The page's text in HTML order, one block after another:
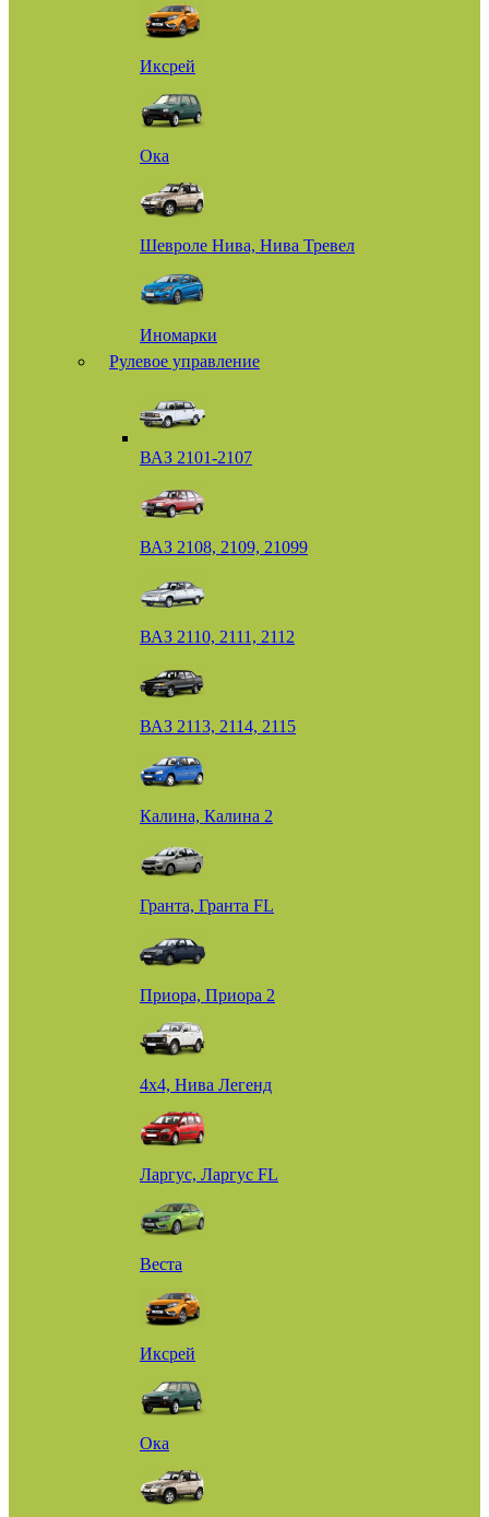
Иксрей
Ока
Шевроле Нива, Нива Тревел
Иномарки
Рулевое управление
ВАЗ 2101-2107
ВАЗ 2108, 2109, 21099
ВАЗ 2110, 2111, 2112
ВАЗ 2113, 2114, 2115
Калина, Калина 2
Гранта, Гранта FL
Приора, Приора 2
4х4, Нива Легенд
Ларгус, Ларгус FL
Веста
Иксрей
Ока